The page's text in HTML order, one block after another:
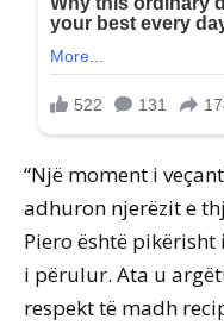
“Një moment i
adhuron njerëzit e
Piero është
i përulur. Ata u
respekt të madh